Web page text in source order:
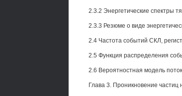
2.3.2 Энергетические спектры
2.3.3 Резюме о виде
2.4 Частота событий СКЛ,
2.5 Функция распределения
2.6 Вероятностная модель
Глава 3. Проникновение